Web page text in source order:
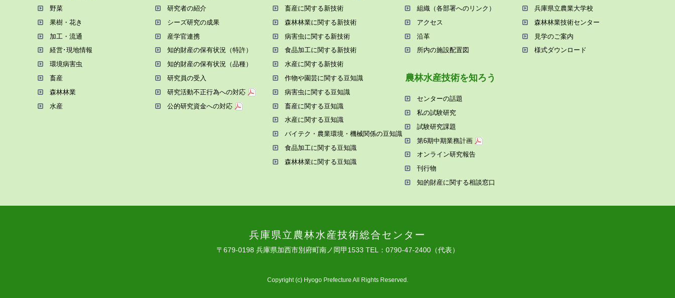
野菜
果樹・花き
加⼯・流通
経営･現地情報
環境病害⾍
畜産
森林林業
⽔産
研究者の紹介
シーズ研究の成果
産学官連携
知的財産の保有状況（特許）
知的財産の保有状況（品種）
研究員の受⼊
研究活動不正⾏為への対応
公的研究資金への対応
畜産に関する新技術
森林林業に関する新技術
病害⾍に関する新技術
⾷品加⼯に関する新技術
⽔産に関する新技術
作物や園芸に関する⾖知識
病害⾍に関する⾖知識
畜産に関する⾖知識
⽔産に関する⾖知識
バイテク・農業環境・機械関係の⾖知識
⾷品加⼯に関する⾖知識
森林林業に関する⾖知識
組織（各部署へのリンク）
アクセス
沿⾰
所内の施設配置図
農林⽔産技術を知ろう
センターの話題
私の試験研究
試験研究課題
第6期中期業務計画
オンライン研究報告
刊⾏物
知的財産に関する相談窓⼝
兵庫県⽴農業⼤学校
森林林業技術センター
⾒学のご案内
様式ダウンロード
兵庫県⽴農林⽔産技術総合センター
〒679-0198 兵庫県加⻄市別府町南ノ岡甲1533 TEL：0790-47-2400（代表）
Copyright (c) Hyogo Prefecture All Rights Reserved.